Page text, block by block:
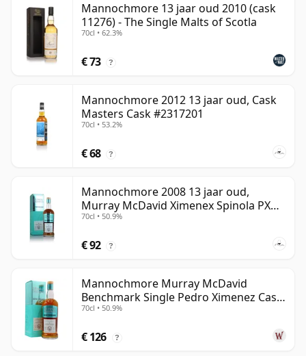
Mannochmore 13 jaar oud 2010 (cask
11276) - The Single Malts of Scotla
70cl • 62.3%
€ 73 ?
Mannochmore 2012 13 jaar oud, Cask
Masters Cask #2317201
70cl • 53.2%
€ 68 ?
Mannochmore 2008 13 jaar oud,
Murray McDavid Ximenex Spinola PX
Cask
70cl • 50.9%
€ 92 ?
Mannochmore Murray McDavid
Benchmark Single Pedro Ximenez Cask
2008 13 jaar oud
70cl • 50.9%
€ 126 ?